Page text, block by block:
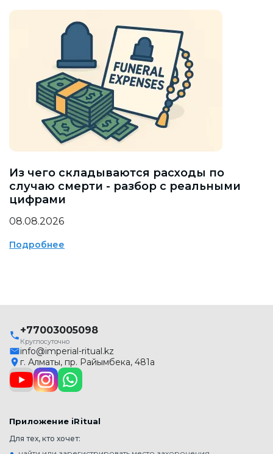
Из чего складываются расходы по
случаю смерти - разбор с реальными
цифрами
08.08.2026
Подробнее
+77003005098
Круглосуточно
info@imperial-ritual.kz
г. Алматы, пр. Райымбека, 481а
Приложение iRitual
Для тех, кто хочет: